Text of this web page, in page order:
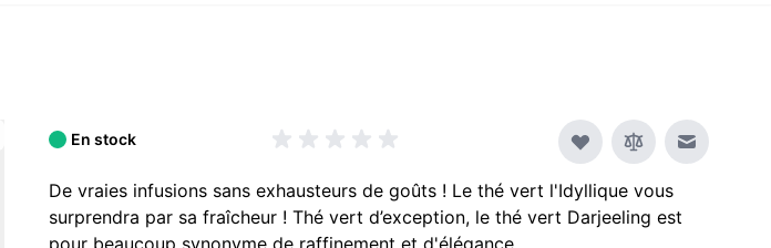
En stock
Envoyer
De vraies infusions sans exhausteurs de goûts ! Le thé vert l'Idyllique vous
surprendra par sa fraîcheur ! Thé vert d’exception, le thé vert Darjeeling est
pour beaucoup synonyme de raffinement et d'élégance.